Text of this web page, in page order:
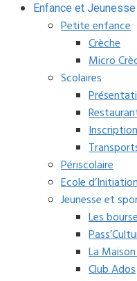
Enfance et Jeunesse
Petite enfance
Crèche
Micro
Scolaires
Périscolaire
Ecole
Jeunesse et
Les
La
Club Ados